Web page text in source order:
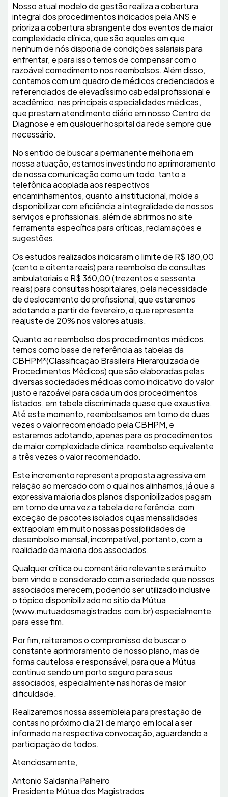
Nosso atual modelo de gestão realiza a cobertura
integral dos procedimentos indicados pela ANS e
prioriza a cobertura abrangente dos eventos de maior
complexidade clínica, que são aqueles em que
nenhum de nós disporia de condições salariais para
enfrentar, e para isso temos de compensar com o
razoável comedimento nos reembolsos. Além disso,
contamos com um quadro de médicos credenciados e
referenciados de elevadíssimo cabedal profissional e
acadêmico, nas principais especialidades médicas,
que prestam atendimento diário em nosso Centro de
Diagnose e em qualquer hospital da rede sempre que
necessário.
No sentido de buscar a permanente melhoria em
nossa atuação, estamos investindo no aprimoramento
de nossa comunicação como um todo, tanto a
telefônica acoplada aos respectivos
encaminhamentos, quanto a institucional, molde a
disponibilizar com eficiência a integralidade de nossos
serviços e profissionais, além de abrirmos no site
ferramenta específica para críticas, reclamações e
sugestões.
Os estudos realizados indicaram o limite de R$ 180,00
(cento e oitenta reais) para reembolso de consultas
ambulatoriais e R$ 360,00 (trezentos e sessenta
reais) para consultas hospitalares, pela necessidade
de deslocamento do profissional, que estaremos
adotando a partir de fevereiro, o que representa
reajuste de 20% nos valores atuais.
Quanto ao reembolso dos procedimentos médicos,
temos como base de referência as tabelas da
CBHPM*(Classificação Brasileira Hierarquizada de
Procedimentos Médicos) que são elaboradas pelas
diversas sociedades médicas como indicativo do valor
justo e razoável para cada um dos procedimentos
listados, em tabela discriminada quase que exaustiva.
Até este momento, reembolsamos em torno de duas
vezes o valor recomendado pela CBHPM, e
estaremos adotando, apenas para os procedimentos
de maior complexidade clínica, reembolso equivalente
a três vezes o valor recomendado.
Este incremento representa proposta agressiva em
relação ao mercado com o qual nos alinhamos, já que a
expressiva maioria dos planos disponibilizados pagam
em torno de uma vez a tabela de referência, com
exceção de pacotes isolados cujas mensalidades
extrapolam em muito nossas possibilidades de
desembolso mensal, incompatível, portanto, com a
realidade da maioria dos associados.
Qualquer crítica ou comentário relevante será muito
bem vindo e considerado com a seriedade que nossos
associados merecem, podendo ser utilizado inclusive
o tópico disponibilizado no sítio da Mútua
(www.mutuadosmagistrados.com.br) especialmente
para esse fim.
Por fim, reiteramos o compromisso de buscar o
constante aprimoramento de nosso plano, mas de
forma cautelosa e responsável, para que a Mútua
continue sendo um porto seguro para seus
associados, especialmente nas horas de maior
dificuldade.
Realizaremos nossa assembleia para prestação de
contas no próximo dia 21 de março em local a ser
informado na respectiva convocação, aguardando a
participação de todos.
Atenciosamente,
Antonio Saldanha Palheiro
Presidente Mútua dos Magistrados